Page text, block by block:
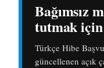
Bağımsız
tutmak
Türkçe Hibe
güncellenen açık